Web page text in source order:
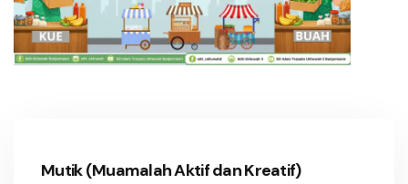
Mutik (Muamalah Aktif dan Kreatif)